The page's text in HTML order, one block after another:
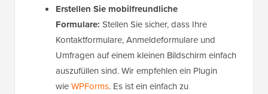
Erstellen Sie mobilfreundliche
Formulare: Stellen Sie sicher, dass Ihre
Kontaktformulare, Anmeldeformulare und
Umfragen auf einem kleinen Bildschirm einfach
auszufüllen sind. Wir empfehlen ein Plugin
wieWPForms. Es ist ein einfach zu